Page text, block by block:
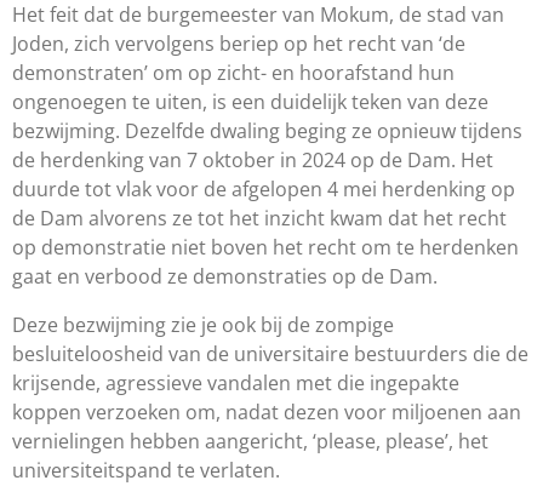
Het feit dat de burgemeester van Mokum, de stad van
Joden, zich vervolgens beriep op het recht van ‘de
demonstraten’ om op zicht- en hoorafstand hun
ongenoegen te uiten, is een duidelijk teken van deze
bezwijming. Dezelfde dwaling beging ze opnieuw tijdens
de herdenking van 7 oktober in 2024 op de Dam. Het
duurde tot vlak voor de afgelopen 4 mei herdenking op
de Dam alvorens ze tot het inzicht kwam dat het recht
op demonstratie niet boven het recht om te herdenken
gaat en verbood ze demonstraties op de Dam.
Deze bezwijming zie je ook bij de zompige
besluiteloosheid van de universitaire bestuurders die de
krijsende, agressieve vandalen met die ingepakte
koppen verzoeken om, nadat dezen voor miljoenen aan
vernielingen hebben aangericht, ‘please, please’, het
universiteitspand te verlaten.